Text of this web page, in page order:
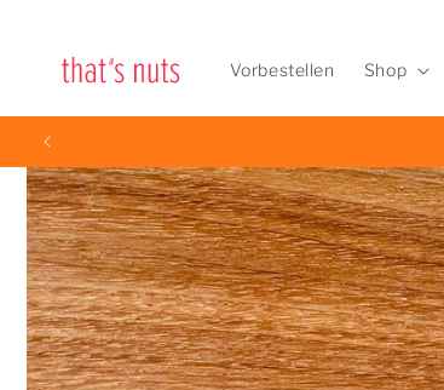
Vorbestellen Shop